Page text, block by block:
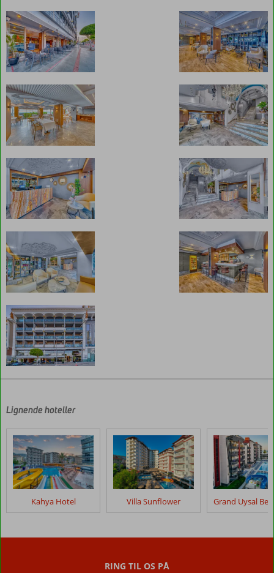
af
kunder
efter
deres
ophold
på
Lignende hoteller
Kahya Hotel Villa Sunflower
RING TIL OS PÅ